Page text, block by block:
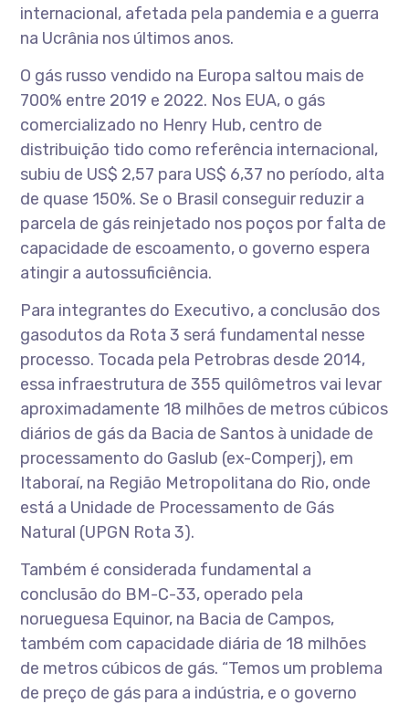
internacional, afetada pela pandemia e a guerra
na Ucrânia nos últimos anos.
O gás russo vendido na Europa saltou mais de
700% entre 2019 e 2022. Nos EUA, o gás
comercializado no Henry Hub, centro de
distribuição tido como referência internacional,
subiu de US$ 2,57 para US$ 6,37 no período, alta
de quase 150%. Se o Brasil conseguir reduzir a
parcela de gás reinjetado nos poços por falta de
capacidade de escoamento, o governo espera
atingir a autossuficiência.
Para integrantes do Executivo, a conclusão dos
gasodutos da Rota 3 será fundamental nesse
processo. Tocada pela Petrobras desde 2014,
essa infraestrutura de 355 quilômetros vai levar
aproximadamente 18 milhões de metros cúbicos
diários de gás da Bacia de Santos à unidade de
processamento do Gaslub (ex-Comperj), em
Itaboraí, na Região Metropolitana do Rio, onde
está a Unidade de Processamento de Gás
Natural (UPGN Rota 3).
Também é considerada fundamental a
conclusão do BM-C-33, operado pela
norueguesa Equinor, na Bacia de Campos,
também com capacidade diária de 18 milhões
de metros cúbicos de gás. “Temos um problema
de preço de gás para a indústria, e o governo